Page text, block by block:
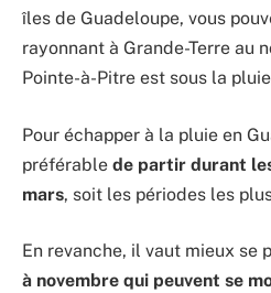
îles de Guadeloupe, vous
rayonnant à Grande-Terre au
Pointe-à-Pitre est sous la
Pour échapper à la pluie en
préférable de partir durant
mars, soit les périodes les
En revanche, il vaut mieux se
à novembre qui peuvent se